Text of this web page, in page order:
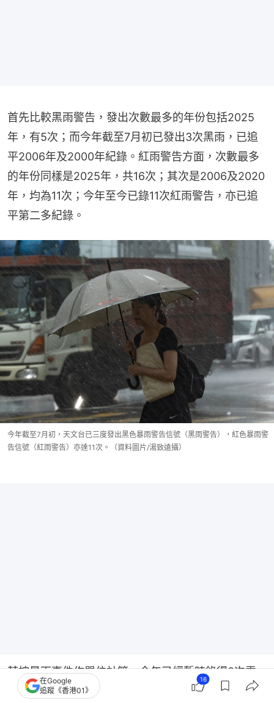
首先比較黑雨警告，發出次數最多的年份包括2025
年，有5次；而今年截至7月初已發出3次黑雨，已追
平2006年及2000年紀錄。紅雨警告方面，次數最多
的年份同樣是2025年，共16次；其次是2006及2020
年，均為11次；今年至今已錄11次紅雨警告，亦已追
平第二多紀錄。
今年截至7月初，天文台已三度發出黑色暴雨警告信號（黑雨警告），紅色暴雨警
告信號（紅雨警告）亦達11次。（資料圖片/湯致遠攝）
若按暴雨事件作單位計算，今年已經暫時錄得3次需
要發出黑雨警告的暴雨事件，以及7次需要發出紅雨警
在Google
追蹤《香港01》
16